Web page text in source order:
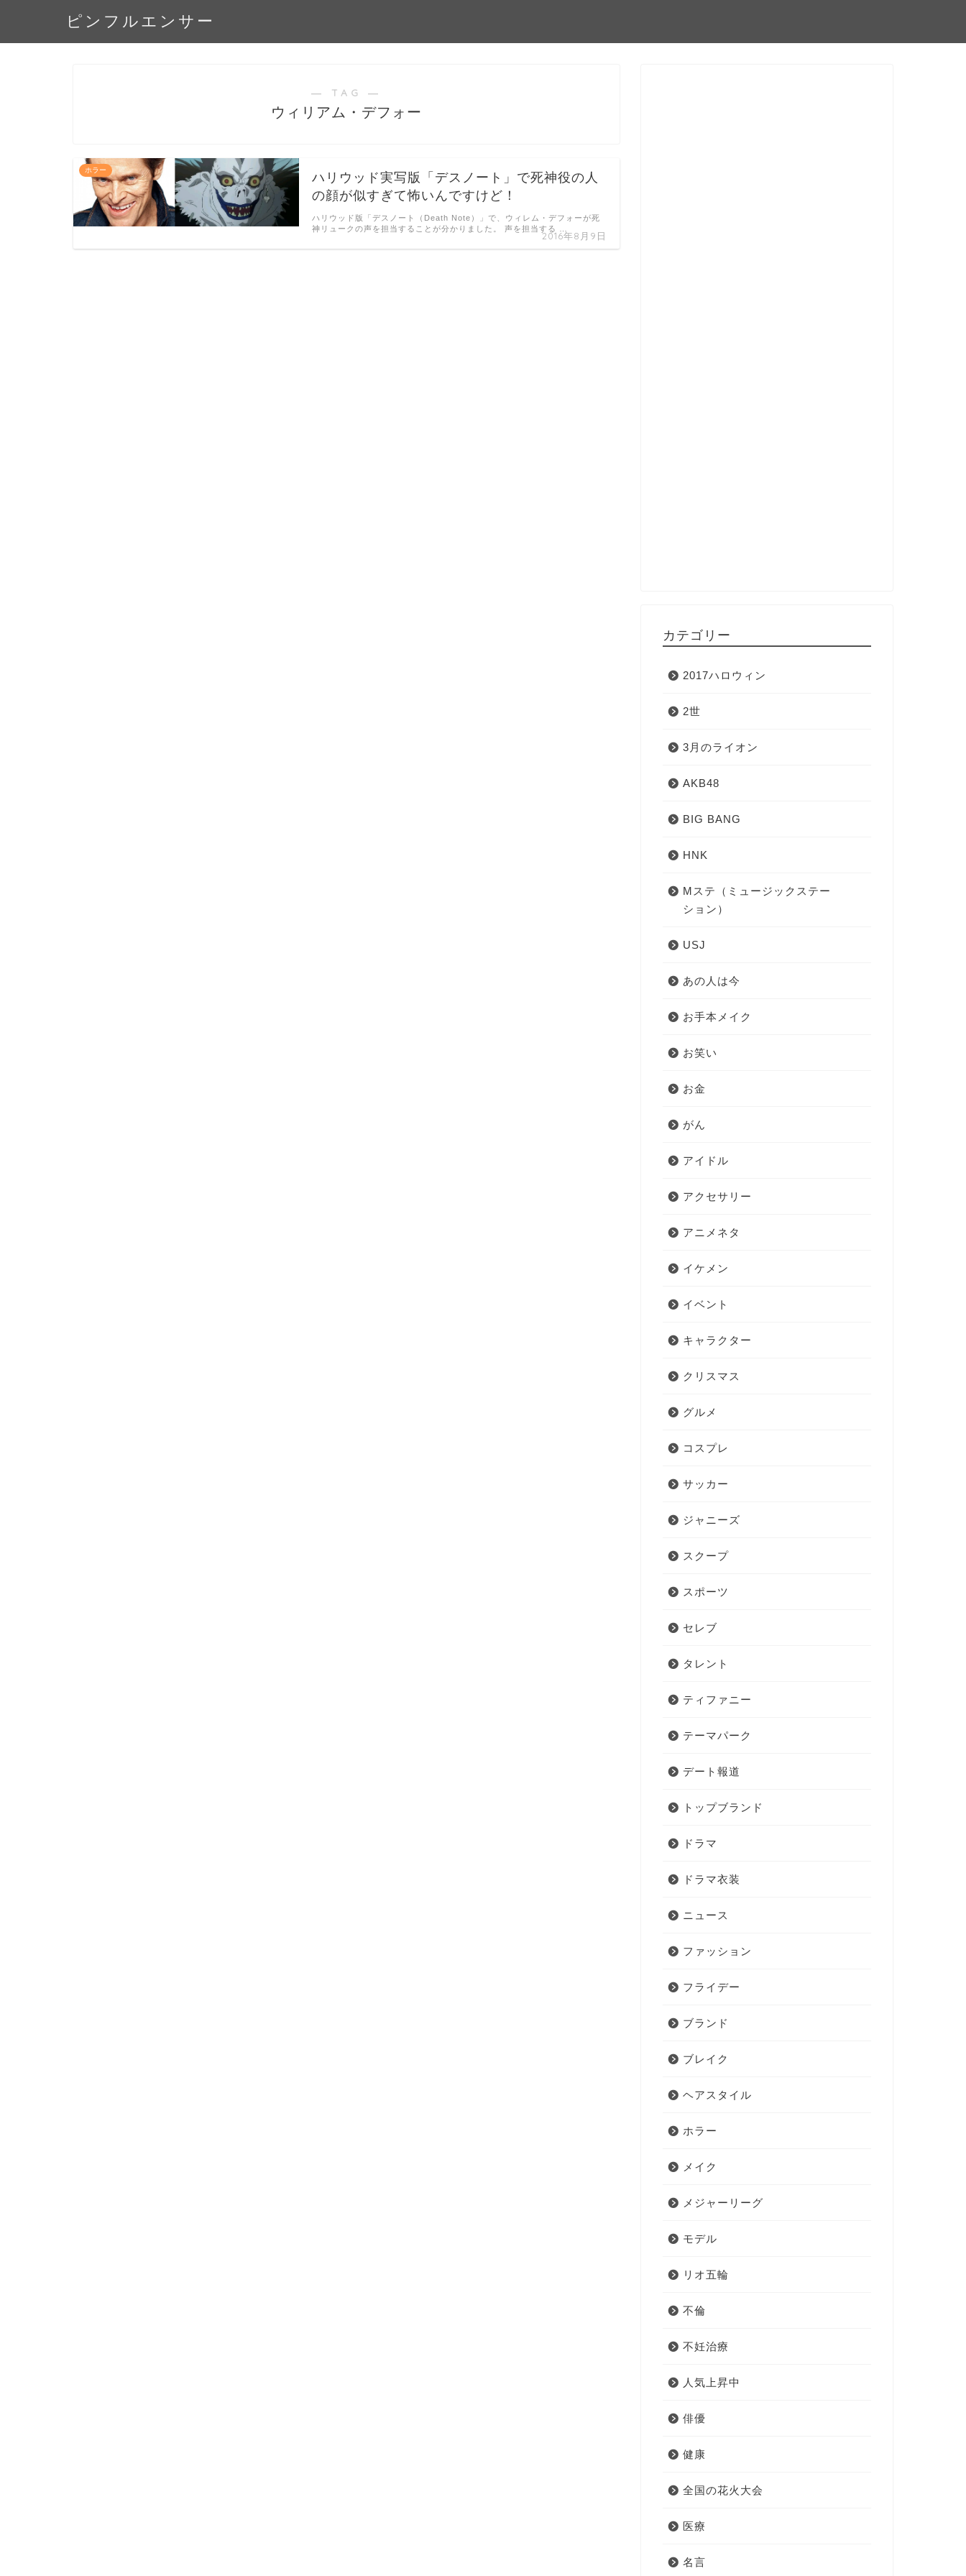
ピンフルエンサー
― TAG ―
ウィリアム・デフォー
ホラー
ハリウッド実写版「デスノート」で死神役の人
の顔が似すぎて怖いんですけど！
2016年8月9日
ハリウッド版「デスノート（Death Note）」で、ウィレム・デフォーが死
神リュークの声を担当することが分かりました。 声を担当する …
カテゴリー
2017ハロウィン
2世
3月のライオン
AKB48
BIG BANG
HNK
Mステ（ミュージックステー
ション）
USJ
あの人は今
お手本メイク
お笑い
お金
がん
アイドル
アクセサリー
アニメネタ
イケメン
イベント
キャラクター
クリスマス
グルメ
コスプレ
サッカー
ジャニーズ
スクープ
スポーツ
セレブ
タレント
ティファニー
テーマパーク
デート報道
トップブランド
ドラマ
ドラマ衣装
ニュース
ファッション
フライデー
ブランド
ブレイク
ヘアスタイル
ホラー
メイク
メジャーリーグ
モデル
リオ五輪
不倫
不妊治療
人気上昇中
俳優
健康
全国の花火大会
医療
名言